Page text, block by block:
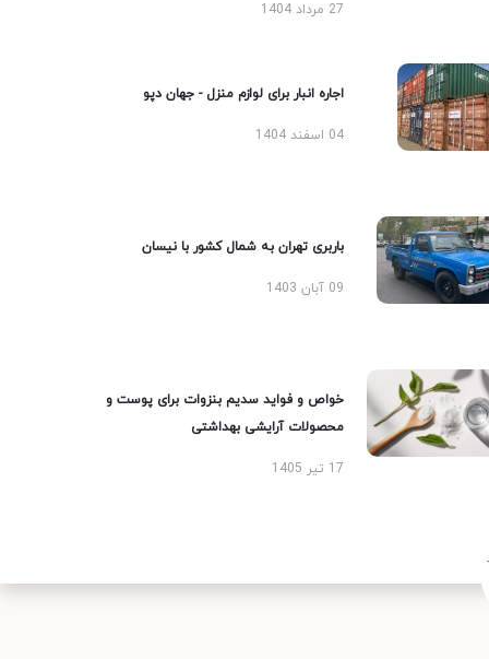
27 مرداد 1404
اجاره انبار برای لوازم منزل - جهان دپو
04 اسفند 1404
باربری تهران به شمال کشور با نیسان
09 آبان 1403
خواص و فواید سدیم بنزوات برای پوست و
محصولات آرایشی بهداشتی
17 تیر 1405